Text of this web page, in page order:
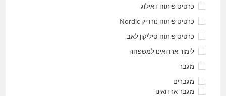
כרטיס פיתוח דאילוג
כרטיס פיתוח נורדיק Nordic
כרטיס פיתוח סיליקון לאב
לימוד ארדואינו למשפחה
מגבר
מגברים
מגבר ארדואינו